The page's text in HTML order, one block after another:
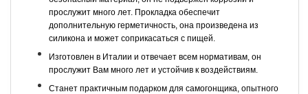
прослужит много лет. Прокладка обеспечит
дополнительную герметичность, она произведена из
силикона и может соприкасаться с пищей.
Изготовлен в Италии и отвечает всем нормативам, он
прослужит Вам много лет и устойчив к воздействиям.
Станет практичным подарком для самогонщика, опытного